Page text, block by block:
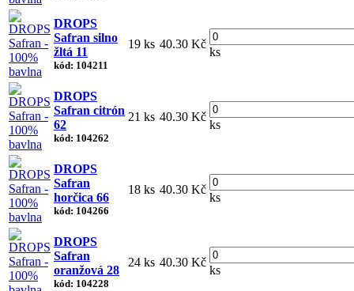
DROPS
Safran silno
žltá 11
kód: 104211
19 ks 40.30 Kč
ks
DROPS
Safran citrón
62
kód: 104262
21 ks 40.30 Kč
ks
DROPS
Safran
horčica 66
kód: 104266
18 ks 40.30 Kč
ks
DROPS
Safran
oranžová 28
kód: 104228
24 ks 40.30 Kč
ks